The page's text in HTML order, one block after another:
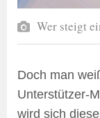
Wer steigt
Doch man
Unterstützer-
wird sich